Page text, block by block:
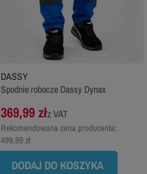
DASSY
Spodnie robocze Dassy Dynax
369,99 złz VAT
Rekomendowana cena producenta:
499,99 zł
DODAJ DO KOSZYKA